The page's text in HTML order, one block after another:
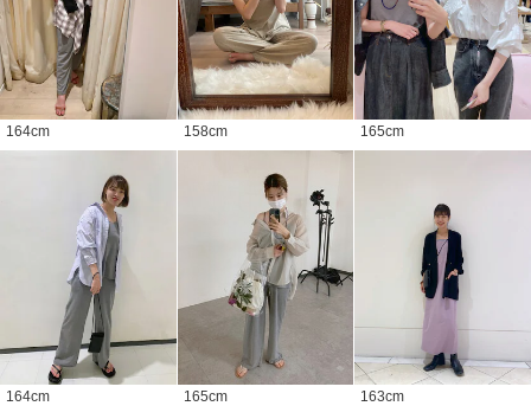
164cm 158cm 165cm
164cm 165cm 163cm